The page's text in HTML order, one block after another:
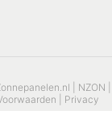
| NZON |
Privacy